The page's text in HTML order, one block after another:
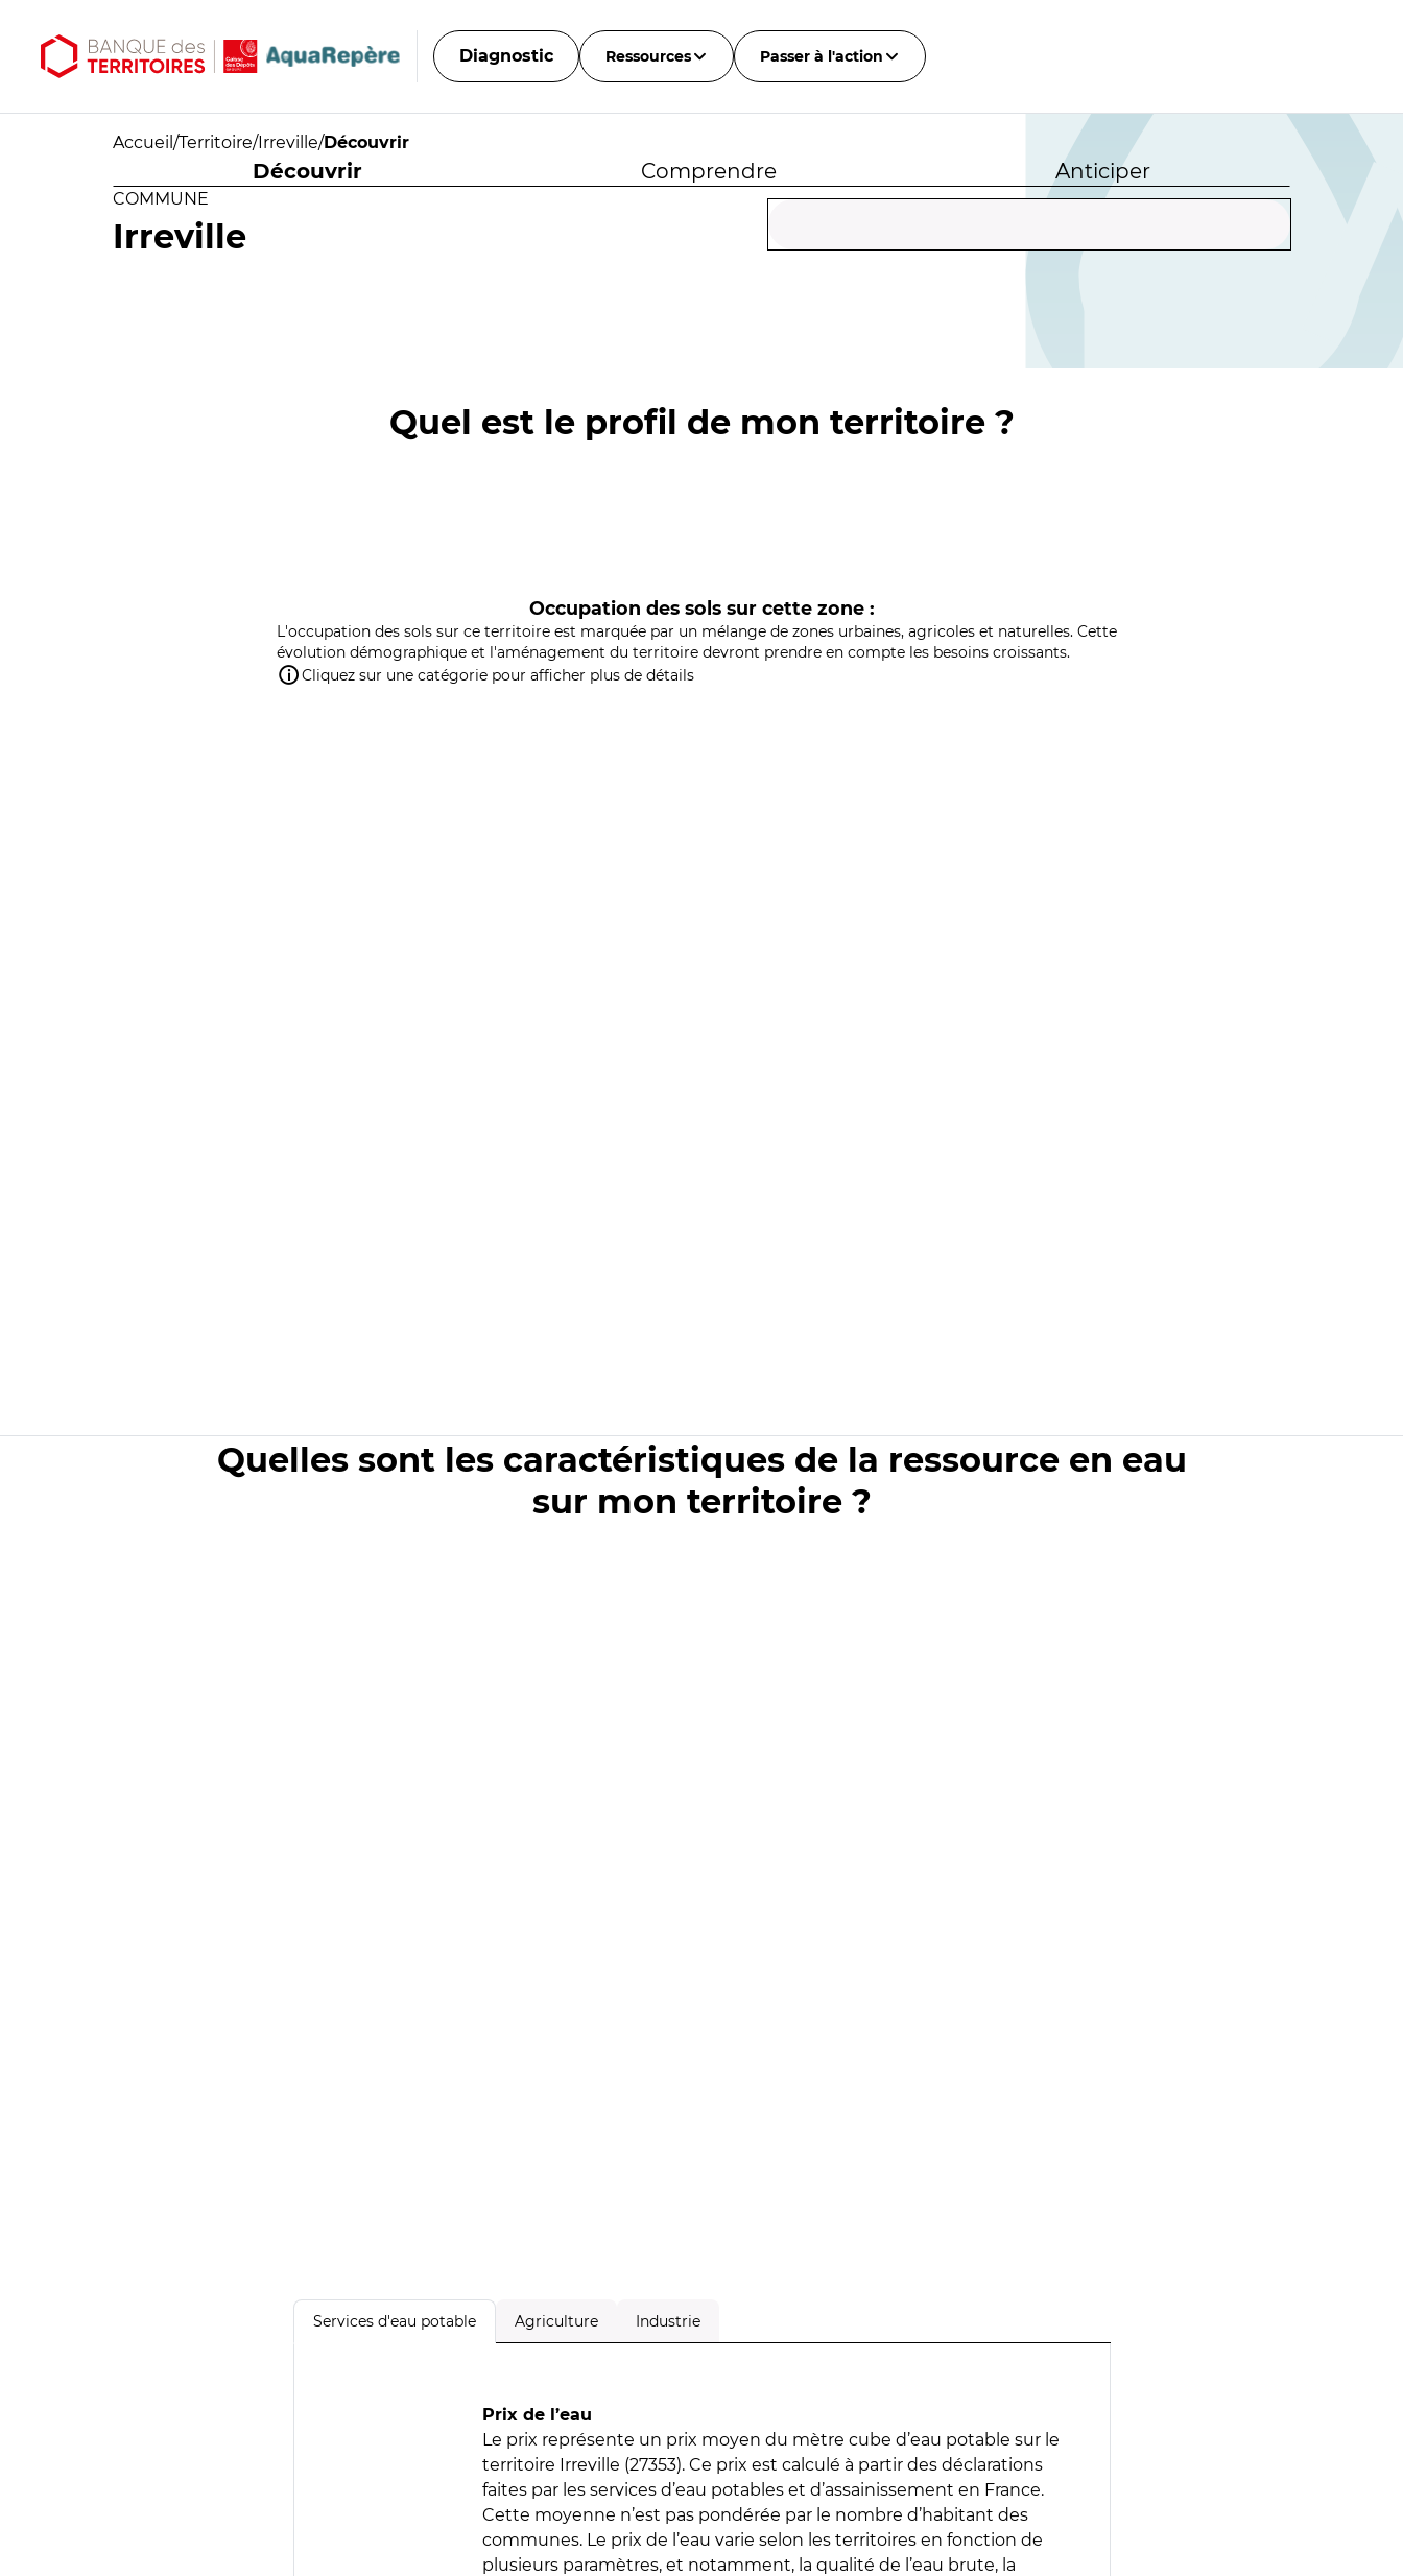
Diagnostic Ressources Passer à l'action
Accueil /Territoire/Irreville/Découvrir
Découvrir Comprendre Anticiper
COMMUNE
Irreville
Quel est le profil de mon territoire ?
Occupation des sols sur cette zone :
L'occupation des sols sur ce territoire est marquée par un mélange de zones urbaines, agricoles et naturelles. Cette
évolution démographique et l'aménagement du territoire devront prendre en compte les besoins croissants.
Cliquez sur une catégorie pour afficher plus de détails
Quelles sont les caractéristiques de la ressource en eau
sur mon territoire ?
Services d'eau potable Agriculture Industrie
Prix de l’eau
Le prix représente un prix moyen du mètre cube d’eau potable sur le
territoire Irreville (27353). Ce prix est calculé à partir des déclarations
faites par les services d’eau potables et d’assainissement en France.
Cette moyenne n’est pas pondérée par le nombre d’habitant des
communes. Le prix de l’eau varie selon les territoires en fonction de
plusieurs paramètres, et notamment, la qualité de l’eau brute, la